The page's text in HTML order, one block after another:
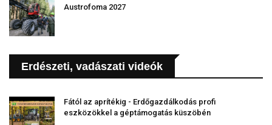
Austrofoma 2027
Erdészeti, vadászati videók
Fától az aprítékig - Erdőgazdálkodás profi
eszközökkel a géptámogatás küszöbén